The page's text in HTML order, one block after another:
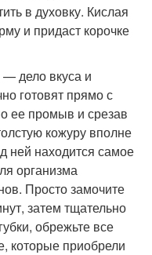
в духовку. Кислая
и придаст корочке
дело вкуса и
готовят прямо с
ее промыв и срезав
кожуру вполне
ней находится самое
организма
Просто замочите
затем тщательно
обрежьте все
которые приобрели